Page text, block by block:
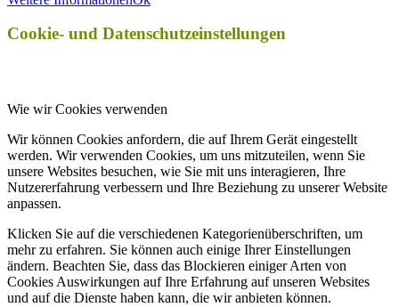
Cookie- und Datenschutzeinstellungen
Wie wir Cookies verwenden
Wir können Cookies anfordern, die auf Ihrem Gerät eingestellt
werden. Wir verwenden Cookies, um uns mitzuteilen, wenn Sie
unsere Websites besuchen, wie Sie mit uns interagieren, Ihre
Nutzererfahrung verbessern und Ihre Beziehung zu unserer Website
anpassen.
Klicken Sie auf die verschiedenen Kategorienüberschriften, um
mehr zu erfahren. Sie können auch einige Ihrer Einstellungen
ändern. Beachten Sie, dass das Blockieren einiger Arten von
Cookies Auswirkungen auf Ihre Erfahrung auf unseren Websites
und auf die Dienste haben kann, die wir anbieten können.